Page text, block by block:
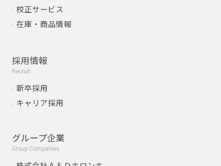
校正サービス
在庫・商品情報
採用情報
Recruit
新卒採用
キャリア採用
グループ企業
Group Companies